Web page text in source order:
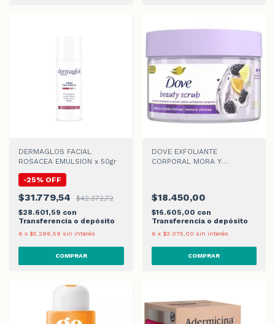
DERMAGLOS FACIAL
ROSACEA EMULSION x 50gr
-25% OFF
$31.779,54
$42.372,72
$28.601,59 con
Transferencia o depósito
6 x $5.296,59 sin interés
DOVE EXFOLIANTE
CORPORAL MORA Y
$18.450,00
$16.605,00 con
Transferencia o depósito
6 x $3.075,00 sin interés